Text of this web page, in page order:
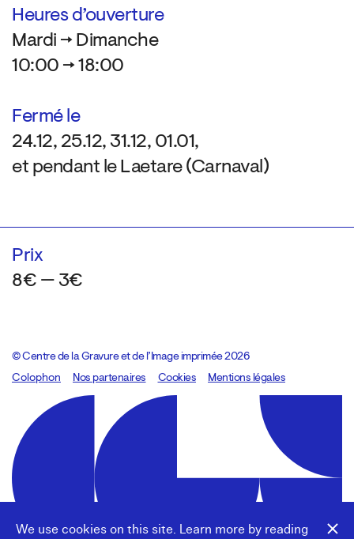
We use cookies on this site. Learn more by reading
Heures d’ouverture
Mardi → Dimanche
10:00 → 18:00
Fermé le
24.12, 25.12, 31.12, 01.01,
et pendant le Laetare (Carnaval)
Prix
8€ — 3€
© Centre de la Gravure et de l’Image imprimée 2026
Colophon
Design:Marcel Kaczmarek, code:8080.studio
Nos partenaires Cookies Mentions légales